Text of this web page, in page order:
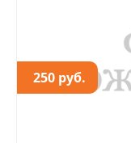
250 руб.